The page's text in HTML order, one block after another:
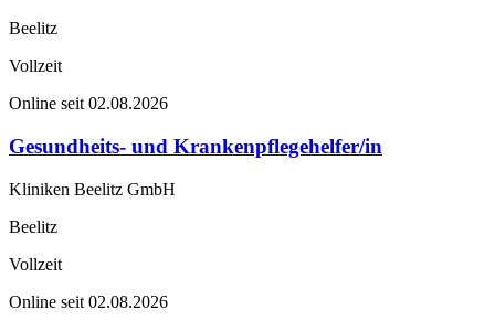
Beelitz
Vollzeit
Online seit 02.08.2026
Gesundheits- und Krankenpflegehelfer/in
Kliniken Beelitz GmbH
Beelitz
Vollzeit
Online seit 02.08.2026